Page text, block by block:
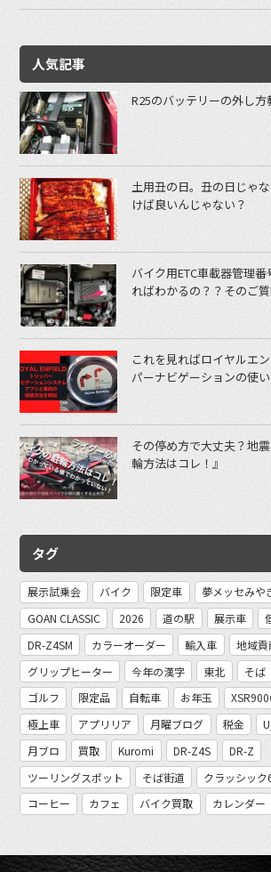
人気記事
R25のバッテリーの外し方
土用丑の日。丑の日じゃ
けば良いんじゃない？
バイク用ETC車載器管理
ればわかるの？？そのご
これを見ればロイヤルエ
パーナビゲーションの使
その停め方で大丈夫？地
輪方法はコレ！』
タグ
展示試乗会 バイク 限定車 夢メッセみや
GOAN CLASSIC
2026 道の駅 展示車
DR-Z4SM
カラーオーダー 輸入車 地域貢
グリップヒーター
今年の漢字 東北 そば
ゴルフ
限定品 自転車 お年玉
極上車
アプリリア 月曜ブログ 税金
月ブロ
買取 Kuromi DR-Z4S
DR-Z
ツーリングスポット
そば街道 クラッシック
コーヒー
カフェ バイク買取 カレンダー